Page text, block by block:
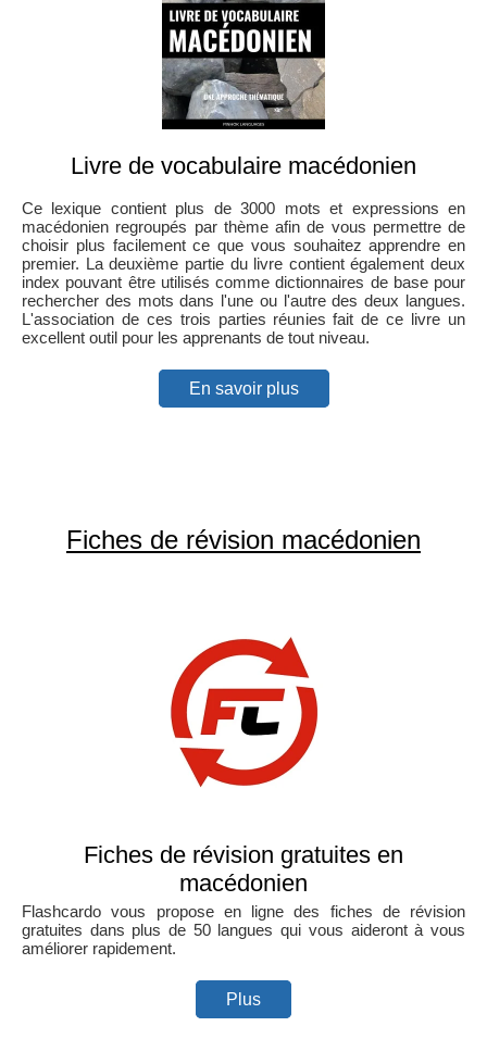
Livre de vocabulaire macédonien
Ce lexique contient plus de 3000 mots et expressions en
macédonien regroupés par thème afin de vous permettre de
choisir plus facilement ce que vous souhaitez apprendre en
premier. La deuxième partie du livre contient également deux
index pouvant être utilisés comme dictionnaires de base pour
rechercher des mots dans l'une ou l'autre des deux langues.
L'association de ces trois parties réunies fait de ce livre un
excellent outil pour les apprenants de tout niveau.
En savoir plus
Fiches de révision macédonien
Fiches de révision gratuites en
macédonien
Flashcardo vous propose en ligne des fiches de révision
gratuites dans plus de 50 langues qui vous aideront à vous
améliorer rapidement.
Plus